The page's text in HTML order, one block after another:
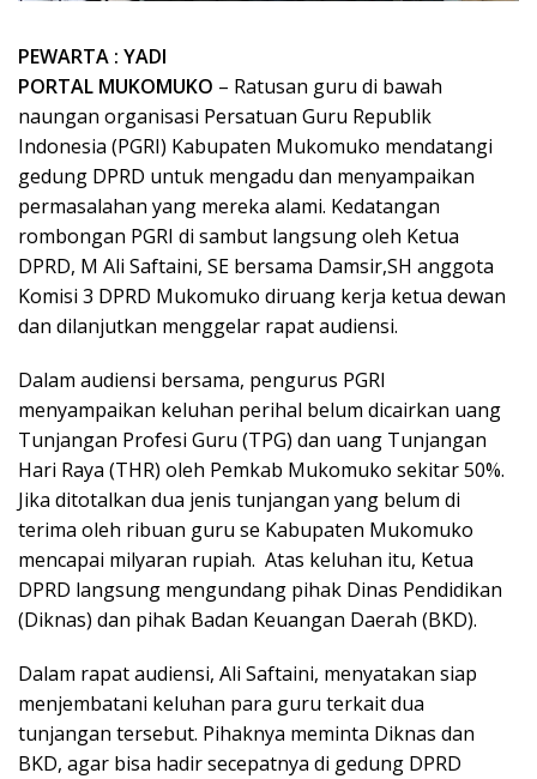
PEWARTA : YADI
PORTAL MUKOMUKO – Ratusan guru di bawah
naungan organisasi Persatuan Guru Republik
Indonesia (PGRI) Kabupaten Mukomuko mendatangi
gedung DPRD untuk mengadu dan menyampaikan
permasalahan yang mereka alami. Kedatangan
rombongan PGRI di sambut langsung oleh Ketua
DPRD, M Ali Saftaini, SE bersama Damsir,SH anggota
Komisi 3 DPRD Mukomuko diruang kerja ketua dewan
dan dilanjutkan menggelar rapat audiensi.
Dalam audiensi bersama, pengurus PGRI
menyampaikan keluhan perihal belum dicairkan uang
Tunjangan Profesi Guru (TPG) dan uang Tunjangan
Hari Raya (THR) oleh Pemkab Mukomuko sekitar 50%.
Jika ditotalkan dua jenis tunjangan yang belum di
terima oleh ribuan guru se Kabupaten Mukomuko
mencapai milyaran rupiah. Atas keluhan itu, Ketua
DPRD langsung mengundang pihak Dinas Pendidikan
(Diknas) dan pihak Badan Keuangan Daerah (BKD).
Dalam rapat audiensi, Ali Saftaini, menyatakan siap
menjembatani keluhan para guru terkait dua
tunjangan tersebut. Pihaknya meminta Diknas dan
BKD, agar bisa hadir secepatnya di gedung DPRD